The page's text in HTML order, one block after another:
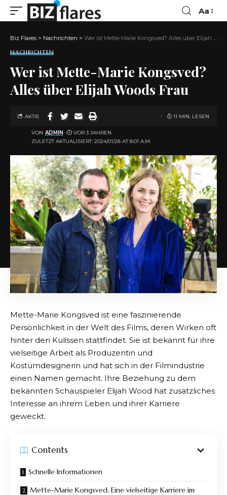
Aa
Biz Flares > Nachrichten > Wer ist Mette-Marie Kongsved? Alles über Elijah Woods Frau
NACHRICHTEN
Wer ist Mette-Marie Kongsved?
Alles über Elijah Woods Frau
ZULETZT AKTUALISIERT: 2024/01/28 AT 8:01 A.M.
VON ADMIN VOR 3 JAHREN
AKTIE 11 MIN. LESEN
Mette-Marie Kongsved ist eine faszinierende
Persönlichkeit in der Welt des Films, deren Wirken oft
hinter den Kulissen stattfindet. Sie ist bekannt für ihre
vielseitige Arbeit als Produzentin und
Kostümdesignerin und hat sich in der Filmindustrie
einen Namen gemacht. Ihre Beziehung zu dem
bekannten Schauspieler Elijah Wood hat zusätzliches
Interesse an ihrem Leben und ihrer Karriere
geweckt.
Contents
Schnelle Informationen
Mette-Marie Kongsved: Eine vielseitige Karriere im